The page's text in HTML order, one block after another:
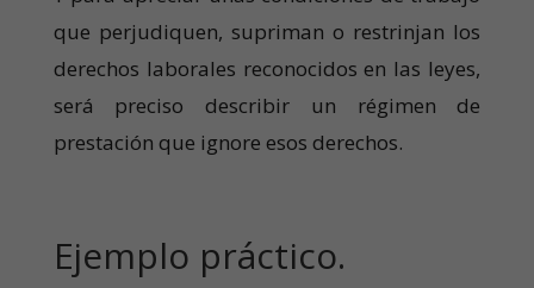
que perjudiquen, supriman o restrinjan los
derechos laborales reconocidos en las leyes,
será preciso describir un régimen de
prestación que ignore esos derechos.
Ejemplo práctico.